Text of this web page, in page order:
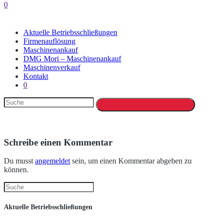
0
Aktuelle Betriebsschließungen
Firmenauflösung
Maschinenankauf
DMG Mori – Maschinenankauf
Maschinenverkauf
Kontakt
0
Schreibe einen Kommentar
Du musstangemeldetsein, um einen Kommentar abgeben zu
können.
Aktuelle Betriebsschließungen